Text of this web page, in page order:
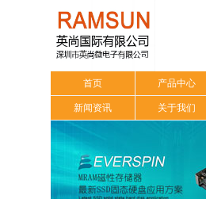
首页 产品中心
新闻资讯 关于我们